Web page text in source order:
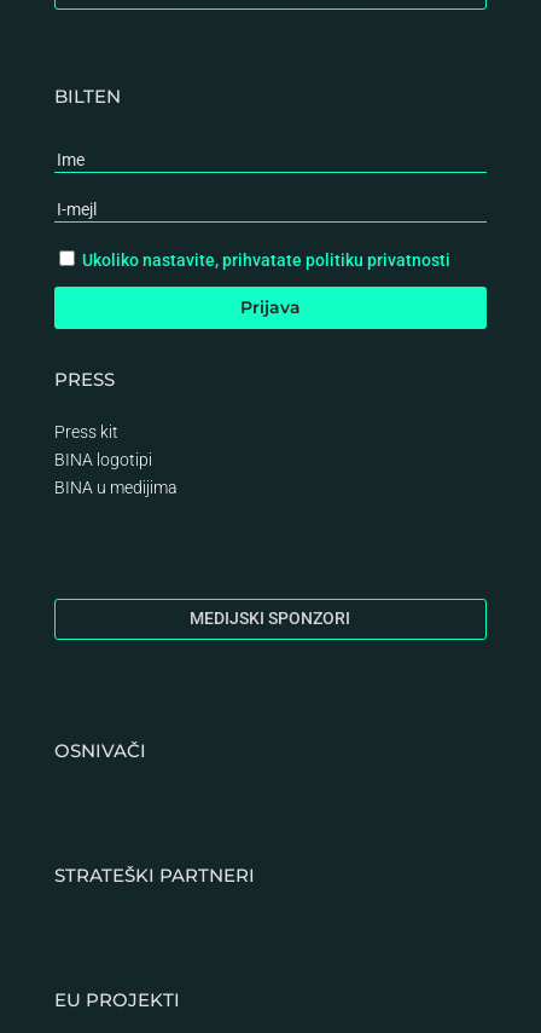
BILTEN
Ukoliko nastavite, prihvatate politiku privatnosti
PRESS
Press kit
BINA logotipi
BINA u medijima
MEDIJSKI SPONZORI
OSNIVAČI
STRATEŠKI PARTNERI
EU PROJEKTI